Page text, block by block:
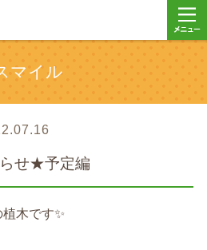
マイル
せ★予定編
木です✨